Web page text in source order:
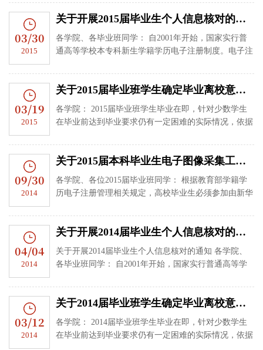
（简称学信网）和中国学...
03/30
2015
关于开展2015届毕业生个人信息核对的通知
各学院、各毕业班同学： 自2001年开始，国家实行普
通高等学校本专科新生学籍学历电子注册制度。电子注
位、报考研究生...
03/19
2015
关于2015届毕业班学生确定毕业离校意向的通知
各学院： 2015届毕业班学生毕业在即，针对少数学生
在毕业前达到毕业要求仍有一定困难的实际情况，依据
[2005]115号），...
09/30
2014
关于2015届本科毕业生电子图像采集工作的通知
各学院、各位2015届毕业班同学： 根据教育部学籍学
历电子注册管理相关规定，高校毕业生必须参加由新华
（简称学信网）提供毕业...
04/04
2014
关于开展2014届毕业生个人信息核对的通知
关于开展2014届毕业生个人信息核对的通知 各学院、
各毕业班同学： 自2001年开始，国家实行普通高等学
证书国家...
03/12
2014
关于2014届毕业班学生确定毕业离校意向的通知
各学院： 2014届毕业班学生毕业在即，针对少数学生
在毕业前达到毕业要求仍有一定困难的实际情况，依据